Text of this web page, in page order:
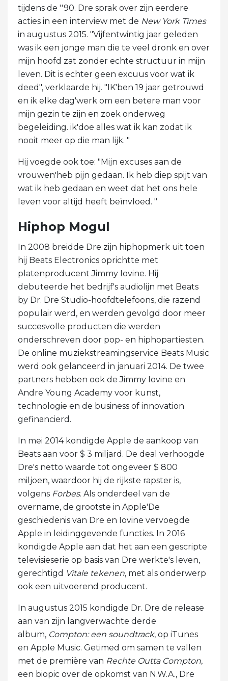
tijdens de ''90. Dre sprak over zijn eerdere
acties in een interview met de New York Times
in augustus 2015. "Vijfentwintig jaar geleden
was ik een jonge man die te veel dronk en over
mijn hoofd zat zonder echte structuur in mijn
leven. Dit is echter geen excuus voor wat ik
deed", verklaarde hij. "IK'ben 19 jaar getrouwd
en ik elke dag'werk om een ​​betere man voor
mijn gezin te zijn en zoek onderweg
begeleiding. ik'doe alles wat ik kan zodat ik
nooit meer op die man lijk. "
Hij voegde ook toe: "Mijn excuses aan de
vrouwen'heb pijn gedaan. Ik heb diep spijt van
wat ik heb gedaan en weet dat het ons hele
leven voor altijd heeft beïnvloed. "
Hiphop Mogul
In 2008 breidde Dre zijn hiphopmerk uit toen
hij Beats Electronics oprichtte met
platenproducent Jimmy Iovine. Hij
debuteerde het bedrijf's audiolijn met Beats
by Dr. Dre Studio-hoofdtelefoons, die razend
populair werd, en werden gevolgd door meer
succesvolle producten die werden
onderschreven door pop- en hiphopartiesten.
De online muziekstreamingservice Beats Music
werd ook gelanceerd in januari 2014. De twee
partners hebben ook de Jimmy Iovine en
Andre Young Academy voor kunst,
technologie en de business of innovation
gefinancierd.
In mei 2014 kondigde Apple de aankoop van
Beats aan voor $ 3 miljard. De deal verhoogde
Dre's netto waarde tot ongeveer $ 800
miljoen, waardoor hij de rijkste rapster is,
volgens Forbes. Als onderdeel van de
overname, de grootste in Apple'De
geschiedenis van Dre en Iovine vervoegde
Apple in leidinggevende functies. In 2016
kondigde Apple aan dat het aan een gescripte
televisieserie op basis van Dre werkte's leven,
gerechtigd Vitale tekenen, met als onderwerp
ook een uitvoerend producent.
In augustus 2015 kondigde Dr. Dre de release
aan van zijn langverwachte derde
album, Compton: een soundtrack, op iTunes
en Apple Music. Getimed om samen te vallen
met de première van Rechte Outta Compton,
een biopic over de opkomst van N.W.A., Dre